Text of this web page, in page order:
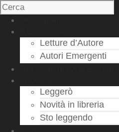
Letture d’Autore
Autori Emergenti
Leggerò
Novità in libreria
Sto leggendo